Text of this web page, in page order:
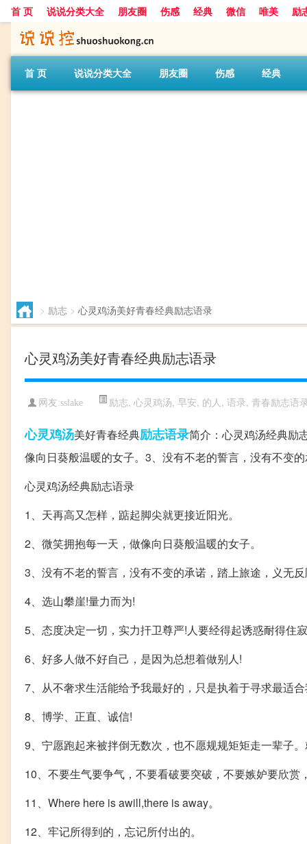
首 页 说说分类大全 朋友圈 伤感 经典 微信 唯美 励
首 页 说说分类大全 朋友圈 伤感 经典
> 励志 > 心灵鸡汤美好青春经典励志语录
心灵鸡汤美好青春经典励志语录
网友:sslake 励志, 心灵鸡汤, 早安, 的人 , 语录, 青春励志语
心灵鸡汤美好青春经典励志语录简介：心灵鸡汤经典励
像向日葵般温暖的女子。3、没有不老的誓言，没有不变
心灵鸡汤经典励志语录
1、天再高又怎样，踮起脚尖就更接近阳光。
2、微笑拥抱每一天，做像向日葵般温暖的女子。
3、没有不老的誓言，没有不变的承诺，踏上旅途，义无
4、选山攀崖!量力而为!
5、态度决定一切，实力扞卫尊严!人要经得起诱惑耐得住
6、好多人做不好自己，是因为总想着做别人!
7、从不奢求生活能给予我最好的，只是执着于寻求最适
8、博学、正直、诚信!
9、宁愿跑起来被拌倒无数次，也不愿规规矩矩走一辈子
10、不要生气要争气，不要看破要突破，不要嫉妒要欣
11、Where here is awill,there is away。
12、牢记所得到的，忘记所付出的。